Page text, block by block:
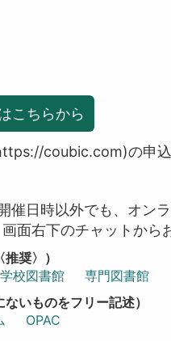
こちらから
coubic.com)の申
催日時以外でも、オン
面右下のチャットから
奨〉）
学校図書館
専門図書館
いものをフリー記述）
OPAC